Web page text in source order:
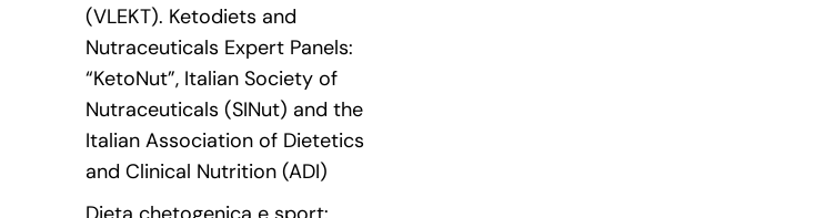
(VLEKT). Ketodiets and
Nutraceuticals Expert Panels:
“KetoNut”, Italian Society of
Nutraceuticals (SINut) and the
Italian Association of Dietetics
and Clinical Nutrition (ADI)